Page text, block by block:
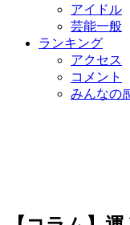
アイドル
芸能一般
ランキング
アクセス
コメント
みんなの